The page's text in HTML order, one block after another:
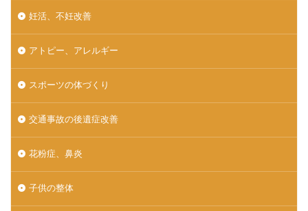
妊活、不妊改善
アトピー、アレルギー
スポーツの体づくり
交通事故の後遺症改善
花粉症、鼻炎
子供の整体